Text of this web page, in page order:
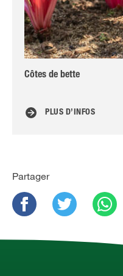
Côtes de bette
PLUS D’INFOS
Partager